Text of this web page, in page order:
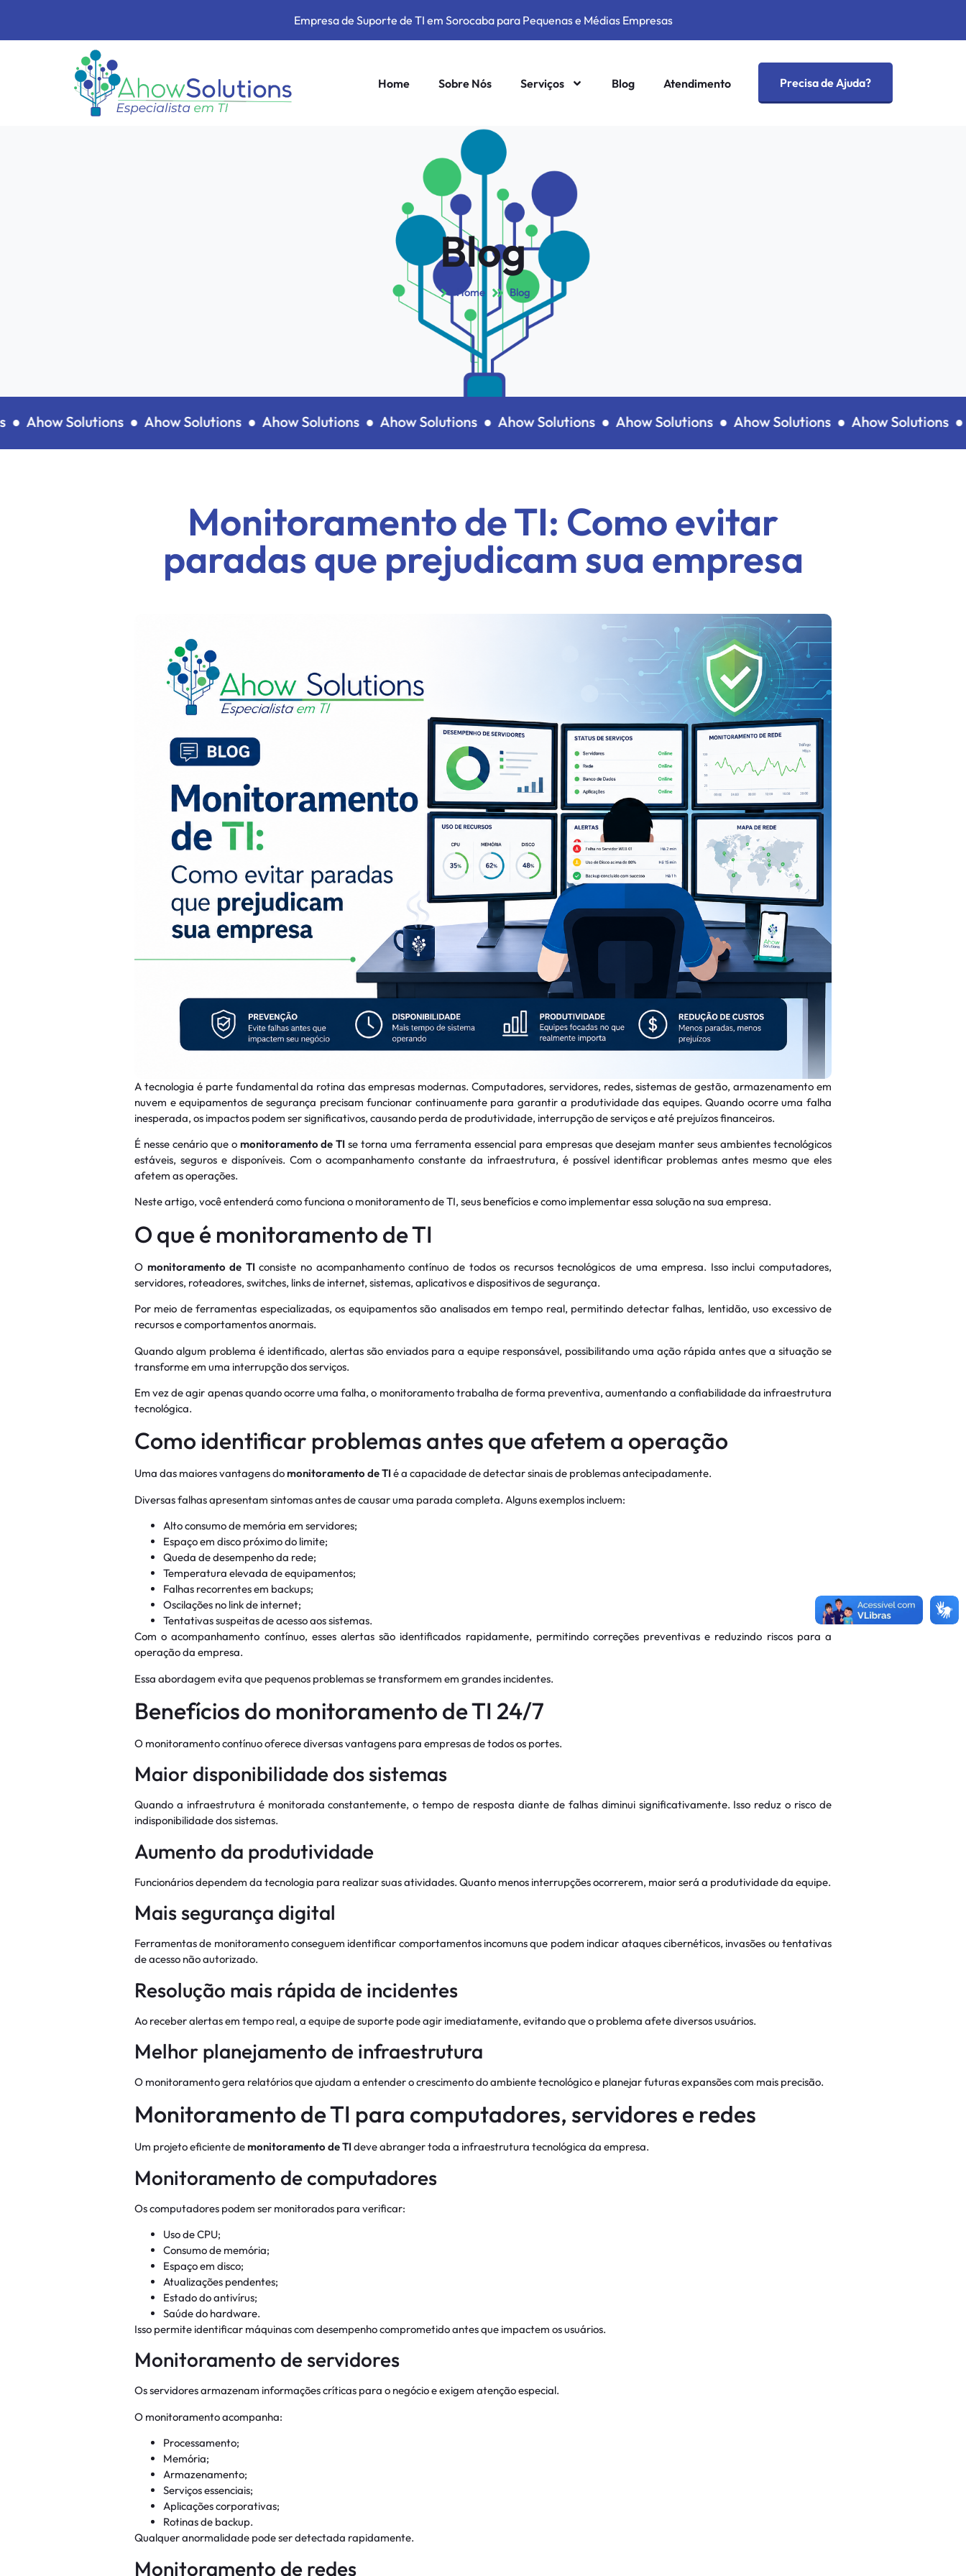
Empresa de Suporte de TI em Sorocaba para Pequenas e Médias Empresas
Home Sobre Nós Serviços Blog Atendimento Precisa de Ajuda?
Blog
Home Blog
Ahow Solutions ●Ahow Solutions ●Ahow Solutions ●Ahow Solutions ●Ahow Solutions ●Ahow Solutions ●Ahow Solutions ●Ahow Solutions ●
Monitoramento de TI: Como evitar
paradas que prejudicam sua empresa
A tecnologia é parte fundamental da rotina das empresas modernas. Computadores, servidores, redes, sistemas de gestão, armazenamento em
nuvem e equipamentos de segurança precisam funcionar continuamente para garantir a produtividade das equipes. Quando ocorre uma falha
inesperada, os impactos podem ser significativos, causando perda de produtividade, interrupção de serviços e até prejuízos financeiros.
É nesse cenário que o monitoramento de TI se torna uma ferramenta essencial para empresas que desejam manter seus ambientes tecnológicos
estáveis, seguros e disponíveis. Com o acompanhamento constante da infraestrutura, é possível identificar problemas antes mesmo que eles
afetem as operações.
Neste artigo, você entenderá como funciona o monitoramento de TI, seus benefícios e como implementar essa solução na sua empresa.
O que é monitoramento de TI
O monitoramento de TIconsiste no acompanhamento contínuo de todos os recursos tecnológicos de uma empresa. Isso inclui computadores,
servidores, roteadores, switches, links de internet, sistemas, aplicativos e dispositivos de segurança.
Por meio de ferramentas especializadas, os equipamentos são analisados em tempo real, permitindo detectar falhas, lentidão, uso excessivo de
recursos e comportamentos anormais.
Quando algum problema é identificado, alertas são enviados para a equipe responsável, possibilitando uma ação rápida antes que a situação se
transforme em uma interrupção dos serviços.
Em vez de agir apenas quando ocorre uma falha, o monitoramento trabalha de forma preventiva, aumentando a confiabilidade da infraestrutura
tecnológica.
Como identificar problemas antes que afetem a operação
Uma das maiores vantagens domonitoramento de TIé a capacidade de detectar sinais de problemas antecipadamente.
Diversas falhas apresentam sintomas antes de causar uma parada completa. Alguns exemplos incluem:
Alto consumo de memória em servidores;
Espaço em disco próximo do limite;
Queda de desempenho da rede;
Temperatura elevada de equipamentos;
Falhas recorrentes em backups;
Oscilações no link de internet;
Tentativas suspeitas de acesso aos sistemas.
Com o acompanhamento contínuo, esses alertas são identificados rapidamente, permitindo correções preventivas e reduzindo riscos para a
operação da empresa.
Essa abordagem evita que pequenos problemas se transformem em grandes incidentes.
Benefícios do monitoramento de TI 24/7
O monitoramento contínuo oferece diversas vantagens para empresas de todos os portes.
Maior disponibilidade dos sistemas
Quando a infraestrutura é monitorada constantemente, o tempo de resposta diante de falhas diminui significativamente. Isso reduz o risco de
indisponibilidade dos sistemas.
Aumento da produtividade
Funcionários dependem da tecnologia para realizar suas atividades. Quanto menos interrupções ocorrerem, maior será a produtividade da equipe.
Mais segurança digital
Ferramentas de monitoramento conseguem identificar comportamentos incomuns que podem indicar ataques cibernéticos, invasões ou tentativas
de acesso não autorizado.
Resolução mais rápida de incidentes
Ao receber alertas em tempo real, a equipe de suporte pode agir imediatamente, evitando que o problema afete diversos usuários.
Melhor planejamento de infraestrutura
O monitoramento gera relatórios que ajudam a entender o crescimento do ambiente tecnológico e planejar futuras expansões com mais precisão.
Monitoramento de TI para computadores, servidores e redes
Um projeto eficiente demonitoramento de TIdeve abranger toda a infraestrutura tecnológica da empresa.
Monitoramento de computadores
Os computadores podem ser monitorados para verificar:
Uso de CPU;
Consumo de memória;
Espaço em disco;
Atualizações pendentes;
Estado do antivírus;
Saúde do hardware.
Isso permite identificar máquinas com desempenho comprometido antes que impactem os usuários.
Monitoramento de servidores
Os servidores armazenam informações críticas para o negócio e exigem atenção especial.
O monitoramento acompanha:
Processamento;
Memória;
Armazenamento;
Serviços essenciais;
Aplicações corporativas;
Rotinas de backup.
Qualquer anormalidade pode ser detectada rapidamente.
Monitoramento de redes